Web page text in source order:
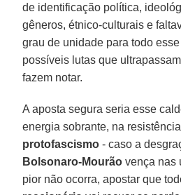
de identificação política,
gêneros, étnico-culturais e
grau de unidade para todo
possíveis lutas que
fazem notar.
A aposta segura seria esse
energia sobrante, na
protofascismo - caso a
Bolsonaro-Mourão vença nas
pior não ocorra, apostar que